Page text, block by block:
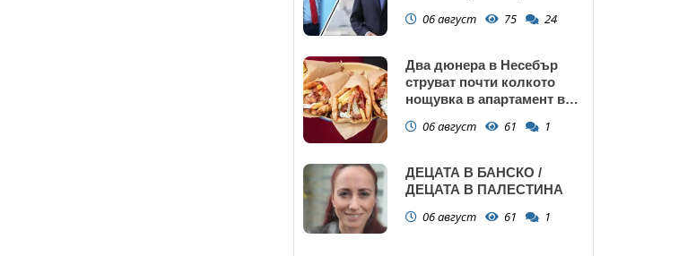
запазва
06 август 75 24
Два дюнера в Несебър
струват почти колкото
нощувка в апартамент в
06 август 61 1
ДЕЦАТА В БАНСКО /
ДЕЦАТА В ПАЛЕСТИНА
06 август 61 1